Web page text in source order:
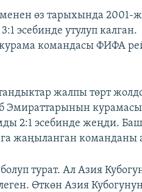
өз тарыхында 2001-
эсебинде утулуп калган.
командасы ФИФА
жалпы төрт
Эмираттарынын
2:1 эсебинде жеңди.
жаңыланган команданы
турат. Ал Азия
Өткөн Азия